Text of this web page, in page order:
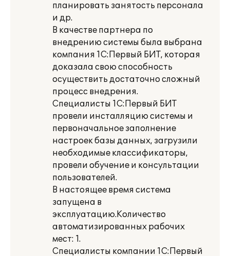
планировать занятость персонала
и др.
В качестве партнера по
внедрению системы была выбрана
компания 1С:Первый БИТ, которая
доказала свою способность
осуществить достаточно сложный
процесс внедрения.
Специалисты 1С:Первый БИТ
провели инсталляцию системы и
первоначальное заполнение
настроек базы данных, загрузили
необходимые классификаторы,
провели обучение и консультации
пользователей.
В настоящее время система
запущена в
эксплуатацию.Количество
автоматизированных рабочих
мест: 1.
Специалисты компании 1С:Первый